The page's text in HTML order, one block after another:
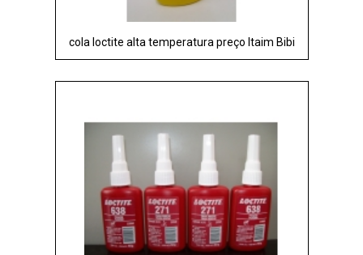
cola loctite alta temperatura preço Itaim Bibi